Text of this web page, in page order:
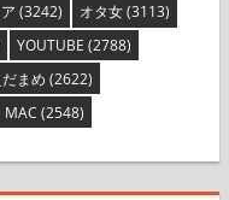
(3242) オタ女(3113)
YOUTUBE (2788)
まめ (2622)
MAC (2548)